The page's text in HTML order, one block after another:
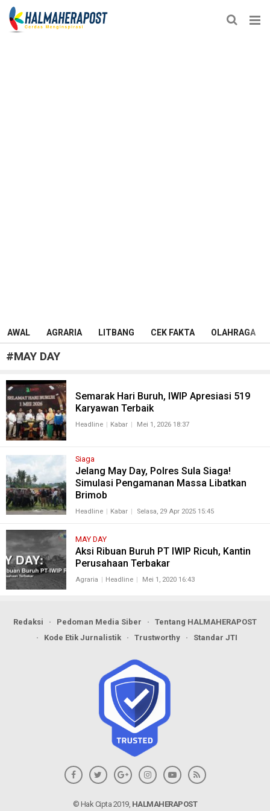
AWAL AGRARIA LITBANG CEK FAKTA OLAHRAGA
#MAY DAY
Semarak Hari Buruh, IWIP Apresiasi 519
Karyawan Terbaik
Headline Kabar Mei 1, 2026 18:37
Siaga
Jelang May Day, Polres Sula Siaga!
Simulasi Pengamanan Massa Libatkan
Brimob
Headline Kabar Selasa, 29 Apr 2025 15:45
MAY DAY
Aksi Ribuan Buruh PT IWIP Ricuh, Kantin
Perusahaan Terbakar
Agraria Headline Mei 1, 2020 16:43
Redaksi Pedoman Media Siber
Tentang HALMAHERAPOST
Kode Etik Jurnalistik
Trustworthy Standar JTI
© Hak Cipta 2019, HALMAHERAPOST